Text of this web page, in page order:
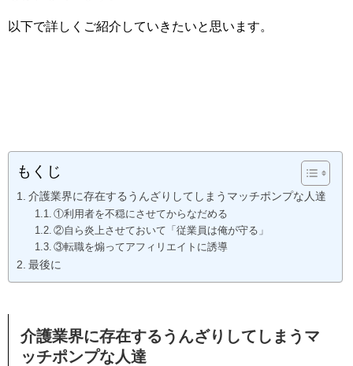
以下で詳しくご紹介していきたいと思います。
もくじ
介護業界に存在するうんざりしてしまうマッチポンプな人達
①利用者を不穏にさせてからなだめる
②自ら炎上させておいて「従業員は俺が守る」
③転職を煽ってアフィリエイトに誘導
最後に
介護業界に存在するうんざりしてしまうマ
ッチポンプな人達